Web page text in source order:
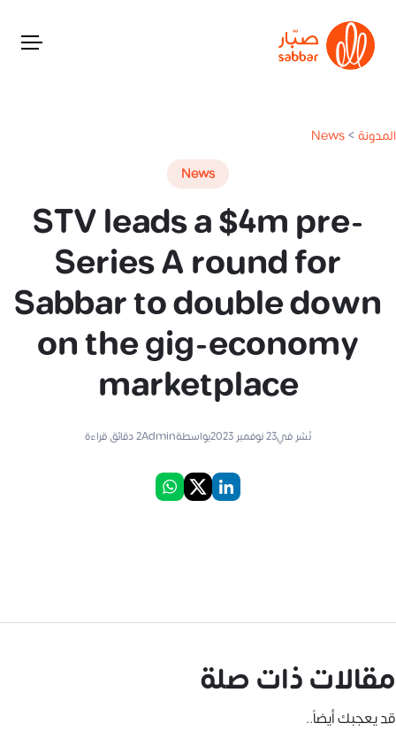
المدونة>
News
News
STV leads a $4m pre-
Series A round for
Sabbar to double down
on the gig-economy
marketplace
نُشر في23 نوفمبر 2023 بواسطةAdmin
2دقائق قراءة
مقالات ذات صلة
قد يعجبك أيضاً..